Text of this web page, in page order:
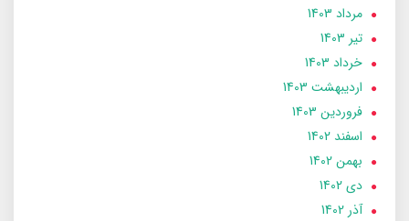
مرداد 1403
تير 1403
خرداد 1403
ارديبهشت 1403
فروردین 1403
اسفند 1402
بهمن 1402
دی 1402
آذر 1402